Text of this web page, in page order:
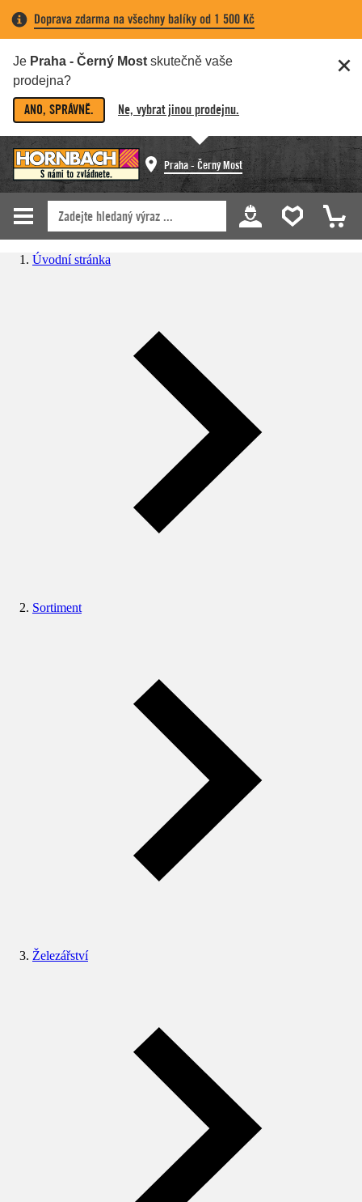
Doprava zdarma na všechny balíky od 1 500 Kč
Je Praha - Černý Most skutečně vaše
prodejna?
ANO, SPRÁVNĚ. Ne, vybrat jinou prodejnu.
Praha - Černý Most
Úvodní stránka
Sortiment
Železářství